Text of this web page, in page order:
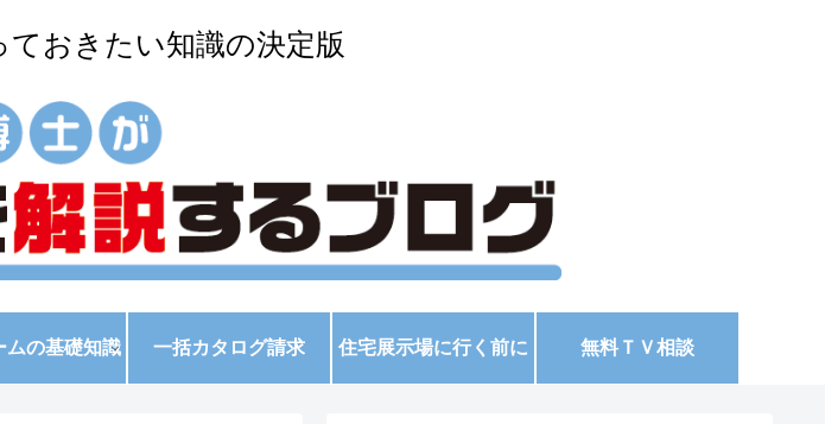
おきたい知識の決定版
ムの基礎知識 一括カタログ請求 住宅展示場に行く前に 無料ＴＶ相談